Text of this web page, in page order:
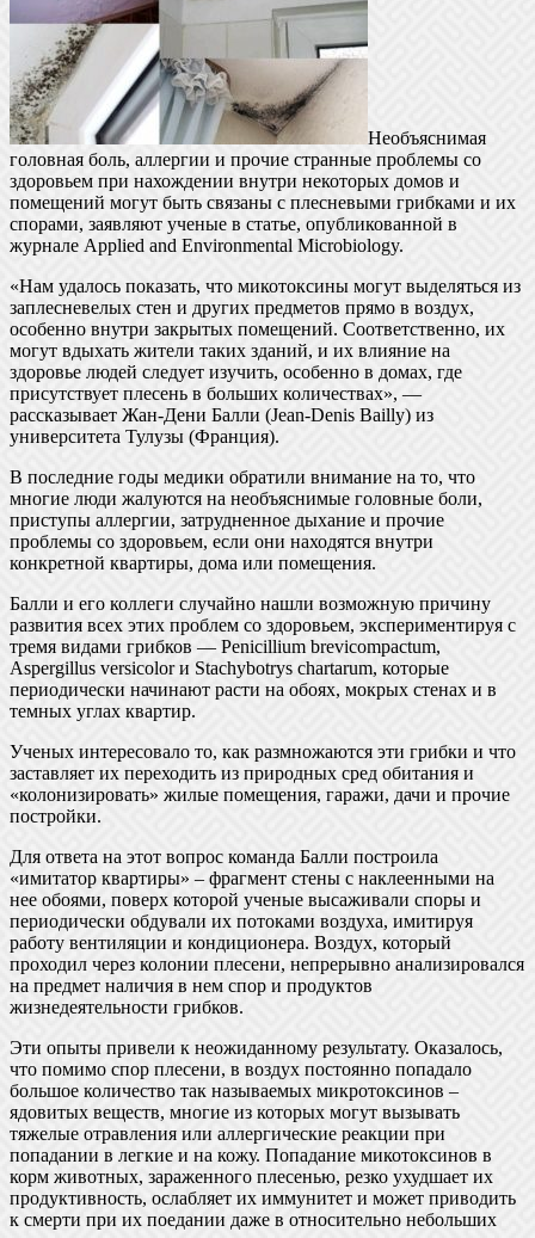
Необъяснимая
головная боль, аллергии и прочие странные проблемы со
здоровьем при нахождении внутри некоторых домов и
помещений могут быть связаны с плесневыми грибками и их
спорами, заявляют ученые в статье, опубликованной в
журнале Applied and Environmental Microbiology.
«Нам удалось показать, что микотоксины могут выделяться из
заплесневелых стен и других предметов прямо в воздух,
особенно внутри закрытых помещений. Соответственно, их
могут вдыхать жители таких зданий, и их влияние на
здоровье людей следует изучить, особенно в домах, где
присутствует плесень в больших количествах», —
рассказывает Жан-Дени Балли (Jean-Denis Bailly) из
университета Тулузы (Франция).
В последние годы медики обратили внимание на то, что
многие люди жалуются на необъяснимые головные боли,
приступы аллергии, затрудненное дыхание и прочие
проблемы со здоровьем, если они находятся внутри
конкретной квартиры, дома или помещения.
Балли и его коллеги случайно нашли возможную причину
развития всех этих проблем со здоровьем, экспериментируя с
тремя видами грибков — Penicillium brevicompactum,
Aspergillus versicolor и Stachybotrys chartarum, которые
периодически начинают расти на обоях, мокрых стенах и в
темных углах квартир.
Ученых интересовало то, как размножаются эти грибки и что
заставляет их переходить из природных сред обитания и
«колонизировать» жилые помещения, гаражи, дачи и прочие
постройки.
Для ответа на этот вопрос команда Балли построила
«имитатор квартиры» – фрагмент стены с наклеенными на
нее обоями, поверх которой ученые высаживали споры и
периодически обдували их потоками воздуха, имитируя
работу вентиляции и кондиционера. Воздух, который
проходил через колонии плесени, непрерывно анализировался
на предмет наличия в нем спор и продуктов
жизнедеятельности грибков.
Эти опыты привели к неожиданному результату. Оказалось,
что помимо спор плесени, в воздух постоянно попадало
большое количество так называемых микротоксинов –
ядовитых веществ, многие из которых могут вызывать
тяжелые отравления или аллергические реакции при
попадании в легкие и на кожу. Попадание микотоксинов в
корм животных, зараженного плесенью, резко ухудшает их
продуктивность, ослабляет их иммунитет и может приводить
к смерти при их поедании даже в относительно небольших